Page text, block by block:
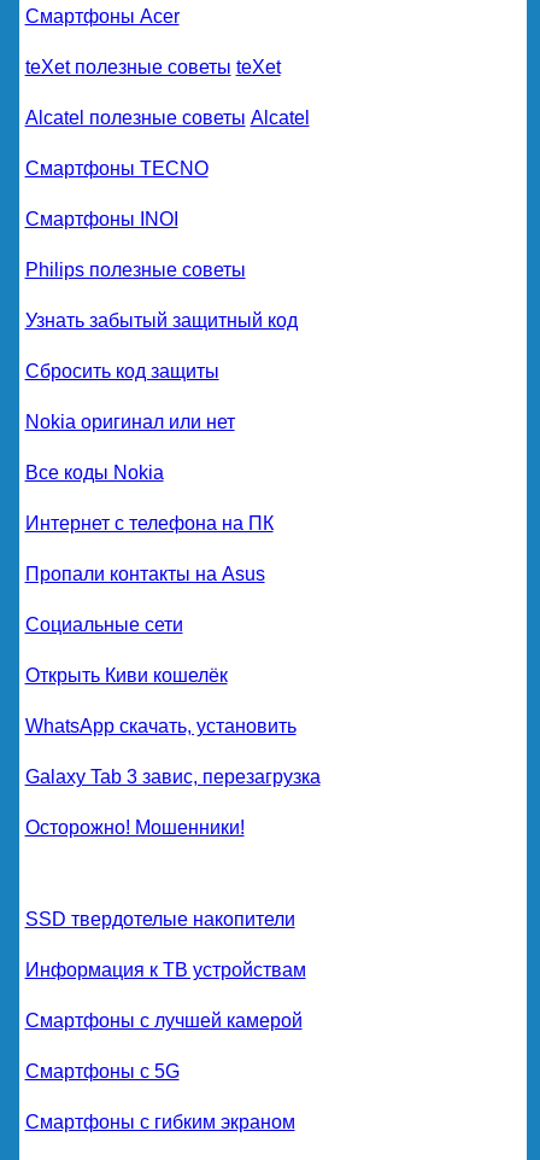
Смартфоны Acer
teXet полезные советы teXet
Alcatel полезные советы Alcatel
Смартфоны TECNO
Смартфоны INOI
Philips полезные советы
Узнать забытый защитный код
Сбросить код защиты
Nokia оригинал или нет
Все коды Nokia
Интернет с телефона на ПК
Пропали контакты на Asus
Социальные сети
Открыть Киви кошелёк
WhatsApp скачать, установить
Galaxy Tab 3 завис, перезагрузка
Осторожно! Мошенники!
SSD твердотелые накопители
Информация к ТВ устройствам
Смартфоны с лучшей камерой
Смартфоны с 5G
Смартфоны с гибким экраном